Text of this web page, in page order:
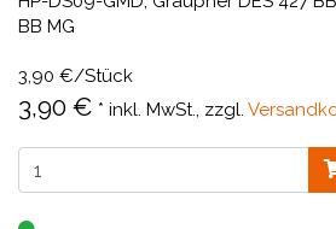
BB MG
3,90 €/Stück
3,90 € * inkl. MwSt., zzgl.